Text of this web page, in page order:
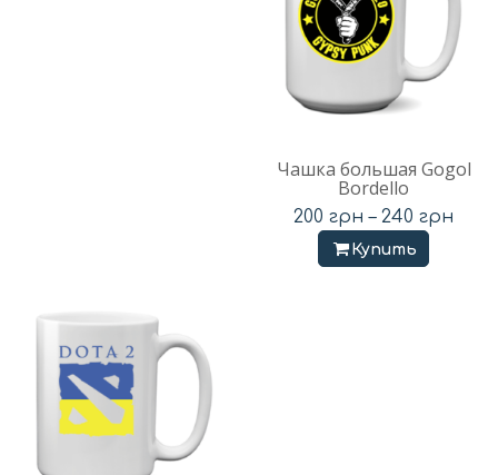
Чашка большая Gogol
Bordello
200 грн – 240 грн
Купить